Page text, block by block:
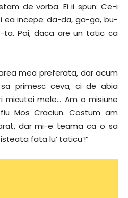
de vorba. Ei ii spun: Ce-i
ea incepe: da-da, ga-ga, bu-
ta. Pai, daca are un tatic ca
mea preferata, dar acum
primesc ceva, ci de abia
mele… Am o misiune
Mos Craciun. Costum am
dar mi-e teama ca o sa
fata lu’ taticu’!”